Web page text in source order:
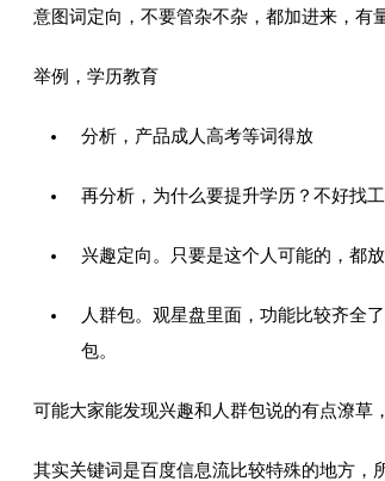
意图词定向，不要管杂不杂，都加进来，有
举例，学历教育
分析，产品成人高考等词得放
再分析，为什么要提升学历？不好找
兴趣定向。只要是这个人可能的，都
人群包。观星盘里面，功能比较齐全
包。
可能大家能发现兴趣和人群包说的有点潦草
其实关键词是百度信息流比较特殊的地方，